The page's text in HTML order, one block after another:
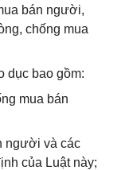
bán người,
chống mua
dục bao gồm:
mua bán
người và các
của Luật này;